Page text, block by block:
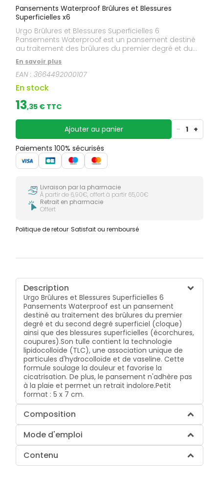
Pansements Waterproof Brûlures et Blessures
Superficielles x6
Urgo Brûlures et Blessures Superficielles 6
Pansements Waterproof est un pansement destiné
au traitement des brûlures du premier degré et du
second degré superficiel (cloque) ainsi que des
blessures superficielles (écorchures, coupures).Son
tulle contient la technologie lipidocolloïde (TLC), une
association unique de particules d'hydrocolloïde et
de vaseline. Cette formule soulage la douleur et
favorise la cicatrisation. De plus, le pansement
n'adhère pas à la plaie et permet un retrait
indolore.Petit format : 5 x 7 cm.
En savoir plus
EAN :3664492000107
En stock
13,35 € TTC
Ajouter au panier - 1 +
Paiements 100% sécurisés
Livraison par la pharmacie
À partir de 6,90€, offert à partir 65,00€
Retrait en pharmacie
Offert
Politique de retour Satisfait ou remboursé
Description
Urgo Brûlures et Blessures Superficielles 6
Pansements Waterproof est un pansement
destiné au traitement des brûlures du premier
degré et du second degré superficiel (cloque)
ainsi que des blessures superficielles (écorchures,
coupures).Son tulle contient la technologie
lipidocolloïde (TLC), une association unique de
particules d'hydrocolloïde et de vaseline. Cette
formule soulage la douleur et favorise la
cicatrisation. De plus, le pansement n'adhère pas
à la plaie et permet un retrait indolore.Petit
format : 5 x 7 cm.
Composition
Mode d'emploi
Contenu